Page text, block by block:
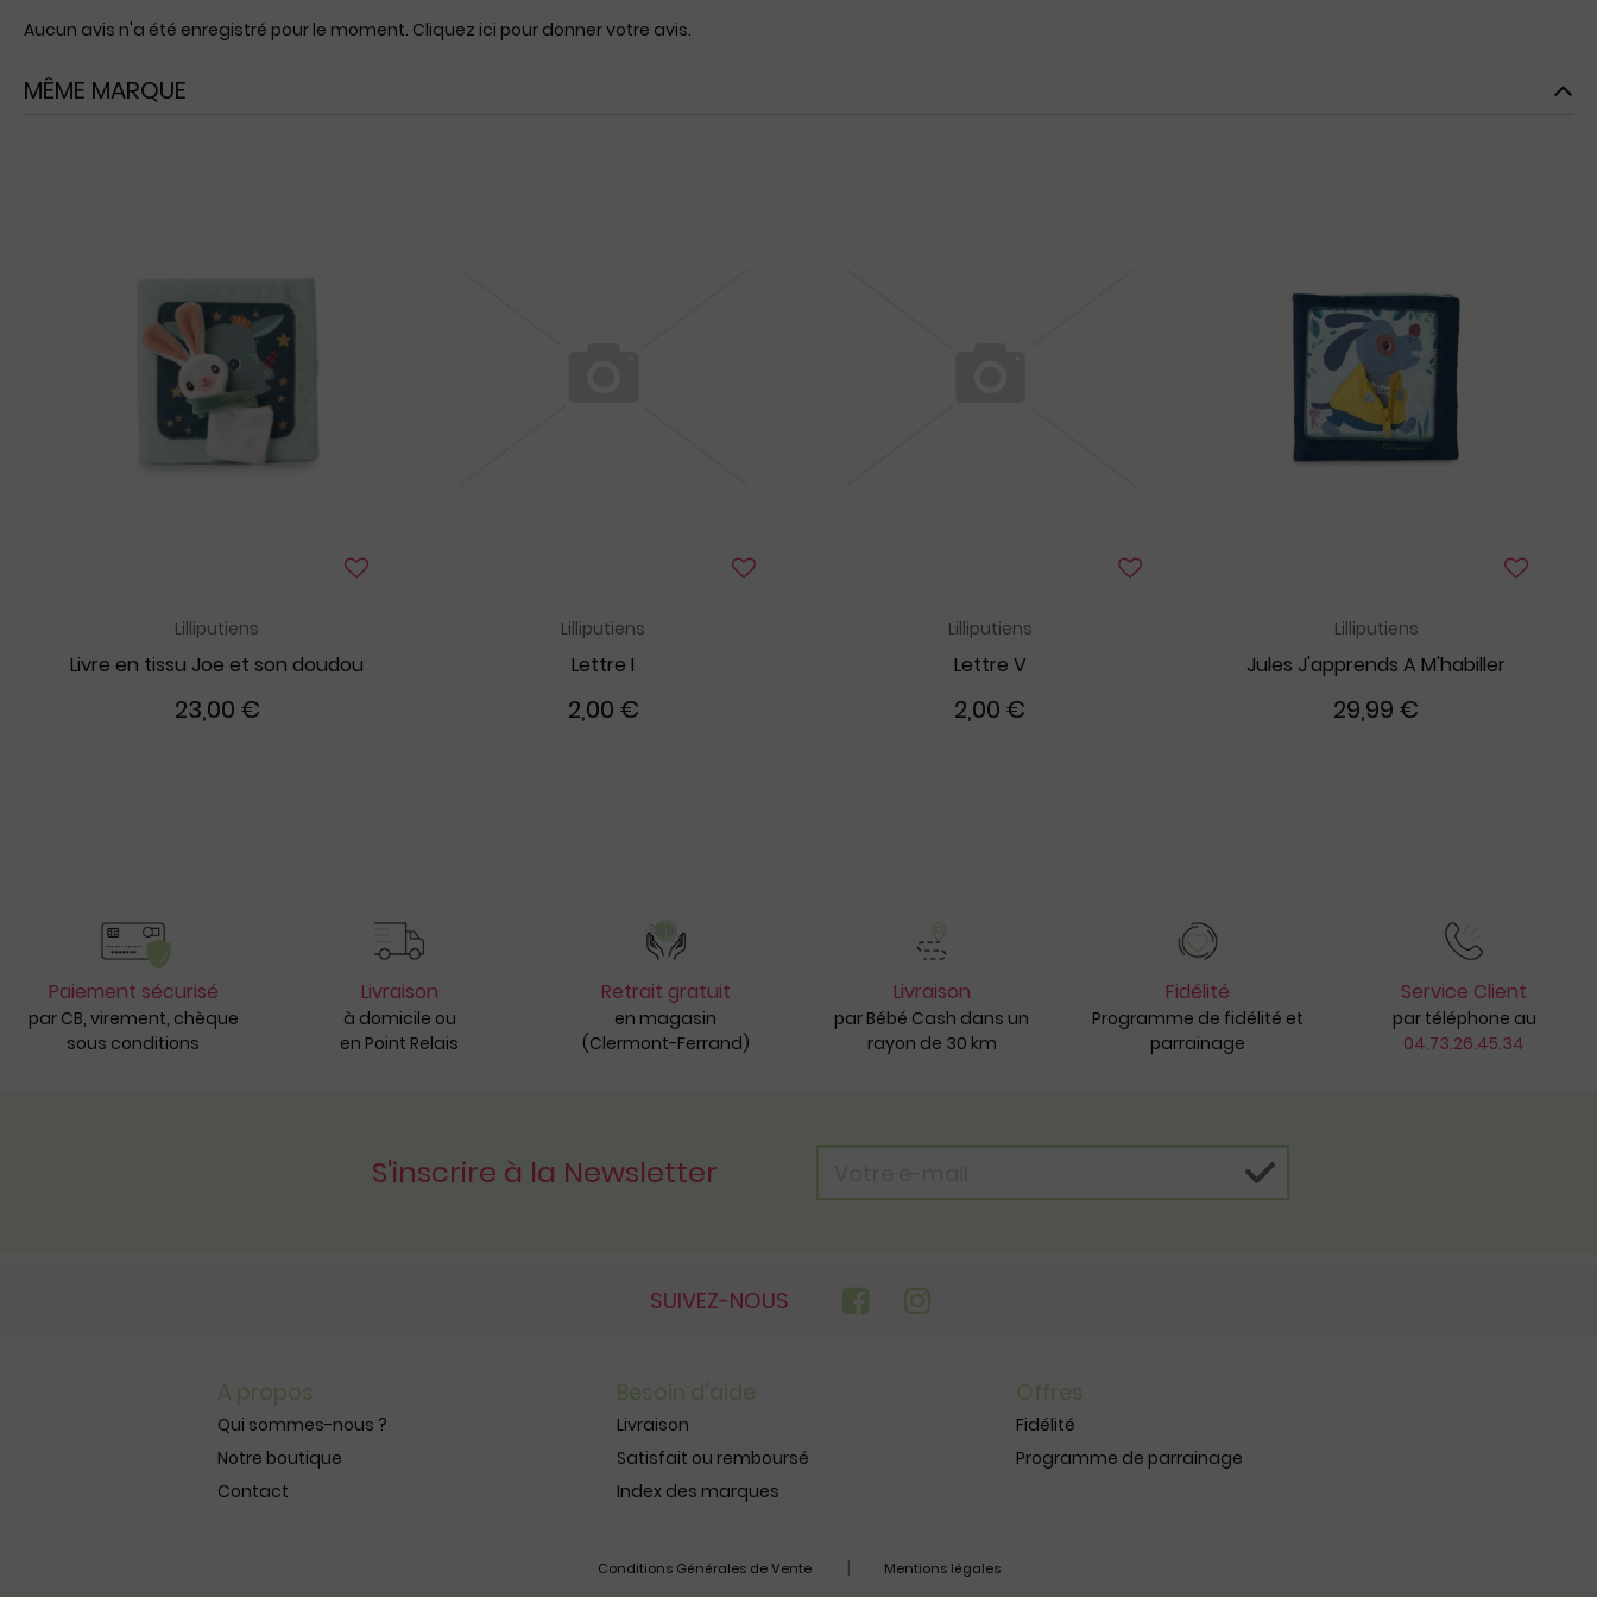
Aucun avis n'a été enregistré pour le moment. Cliquez ici pour donner votre avis.
MÊME MARQUE
Lilliputiens
Livre en tissu Joe et son doudou
23,00 €
Lilliputiens
Lettre I
2,00 €
Lilliputiens
Lettre V
2,00 €
Lilliputiens
Jules J'apprends A M'habiller
29,99 €
Paiement sécurisé
par CB, virement, chèque
sous conditions
Livraison
à domicile ou
en Point Relais
Retrait gratuit
en magasin
(Clermont-Ferrand)
Livraison
par Bébé Cash dans un
rayon de 30 km
Fidélité
Programme de fidélité et
parrainage
Service Client
par téléphone au
04.73.26.45.34
S'inscrire à la Newsletter
SUIVEZ-NOUS
A propos
Qui sommes-nous ?
Notre boutique
Contact
Besoin d'aide
Livraison
Satisfait ou remboursé
Index des marques
Offres
Fidélité
Programme de parrainage
Conditions Générales de Vente | Mentions légales